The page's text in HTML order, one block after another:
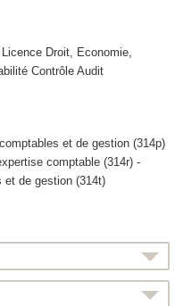
Licence Droit, Economie,
Contrôle Audit
et de gestion (314p)
comptable (314r) -
et de gestion (314t)